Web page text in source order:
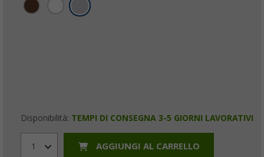
Disponibilità: TEMPI DI CONSEGNA 3-5 GIORNI LAVORATIVI
1 AGGIUNGI AL CARRELLO